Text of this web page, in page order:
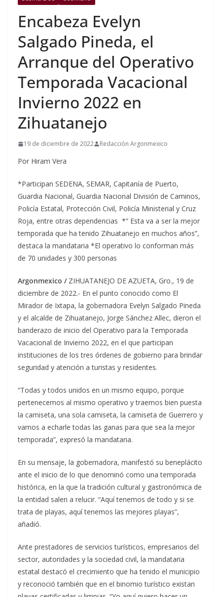
Encabeza Evelyn
Salgado Pineda, el
Arranque del Operativo
Temporada Vacacional
Invierno 2022 en
Zihuatanejo
19 de diciembre de 2022 Redacción Argonmexico
Por Hiram Vera
*Participan SEDENA, SEMAR, Capitanía de Puerto,
Guardia Nacional, Guardia Nacional División de Caminos,
Policía Estatal, Protección Civil, Policía Ministerial y Cruz
Roja, entre otras dependencias *” Esta va a ser la mejor
temporada que ha tenido Zihuatanejo en muchos años”,
destaca la mandataria *El operativo lo conforman más
de 70 unidades y 300 personas
Argonmexico / ZIHUATANEJO DE AZUETA, Gro., 19 de
diciembre de 2022.- En el punto conocido como El
Mirador de Ixtapa, la gobernadora Evelyn Salgado Pineda
y el alcalde de Zihuatanejo, Jorge Sánchez Allec, dieron el
banderazo de inicio del Operativo para la Temporada
Vacacional de Invierno 2022, en el que participan
instituciones de los tres órdenes de gobierno para brindar
seguridad y atención a turistas y residentes.
“Todas y todos unidos en un mismo equipo, porque
pertenecemos al mismo operativo y traemos bien puesta
la camiseta, una sola camiseta, la camiseta de Guerrero y
vamos a echarle todas las ganas para que sea la mejor
temporada”, expresó la mandataria.
En su mensaje, la gobernadora, manifestó su beneplácito
ante el inicio de lo que denominó como una temporada
histórica, en la que la tradición cultural y gastronómica de
la entidad salen a relucir. “Aquí tenemos de todo y si se
trata de playas, aquí tenemos las mejores playas”,
añadió.
Ante prestadores de servicios turísticos, empresarios del
sector, autoridades y la sociedad civil, la mandataria
estatal destacó el crecimiento que ha tenido el municipio
y reconoció también que en el binomio turístico existan